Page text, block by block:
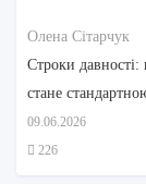
Олена Сітарчук
Строки давності:
стане
09.06.2026
226